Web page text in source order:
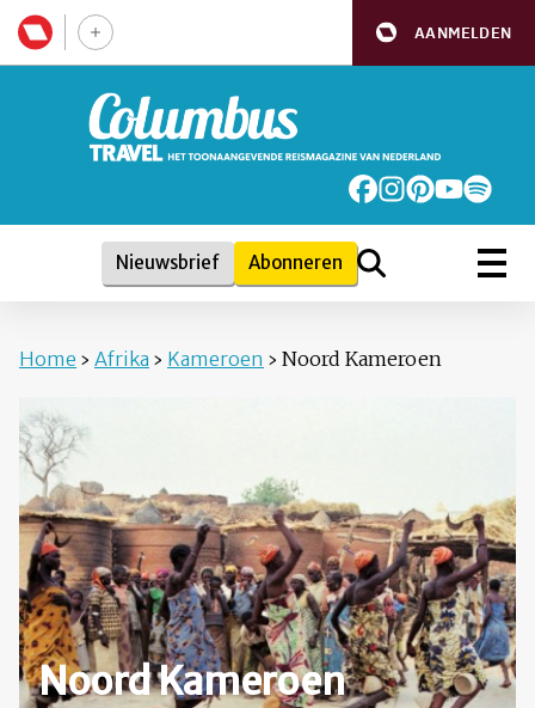
AANMELDEN
Nieuwsbrief Abonneren
Home › Afrika › Kameroen › Noord Kameroen
Noord Kameroen